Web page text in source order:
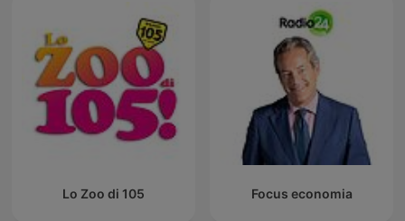
Lo Zoo di 105 Focus economia